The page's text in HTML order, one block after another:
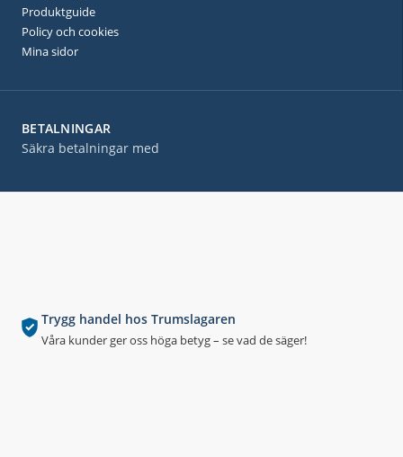
Trygg handel hos Trumslagaren
Våra kunder ger oss höga betyg – se vad de säger!
BETALNINGAR
Säkra betalningar med
Produktguide
Policy och cookies
Mina sidor